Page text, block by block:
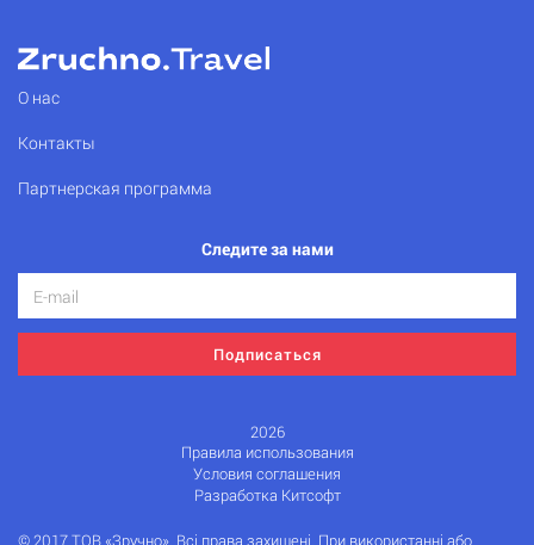
О нас
Контакты
Партнерская программа
Следите за нами
Подписаться
2026
Правила использования
Условия соглашения
Разработка Китсофт
© 2017 ТОВ «Зручно». Всі права захищені. При використанні або